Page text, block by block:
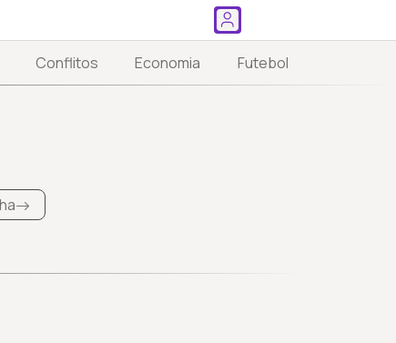
Conflitos Economia Futebol